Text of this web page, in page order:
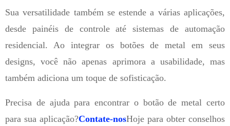
Sua versatilidade também se estende a várias aplicações,
desde painéis de controle até sistemas de automação
residencial. Ao integrar os botões de metal em seus
designs, você não apenas aprimora a usabilidade, mas
também adiciona um toque de sofisticação.
Precisa de ajuda para encontrar o botão de metal certo
para sua aplicação?Contate-nosHoje para obter conselhos